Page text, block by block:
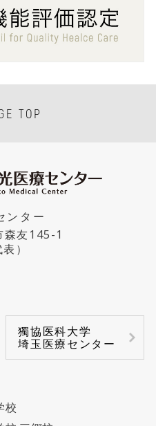
ー
TOP
ンター
友145-1
表）
獨協医科大学
埼玉医療センター
校